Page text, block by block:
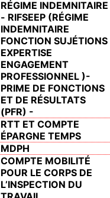
RÉGIME INDEMNITAIRE
- RIFSEEP (RÉGIME
INDEMNITAIRE
FONCTION SUJÉTIONS
EXPERTISE
ENGAGEMENT
PROFESSIONNEL )-
PRIME DE FONCTIONS
ET DE RÉSULTATS
(PFR) -
RTT ET COMPTE
ÉPARGNE TEMPS
MDPH
COMPTE MOBILITÉ
POUR LE CORPS DE
L’INSPECTION DU